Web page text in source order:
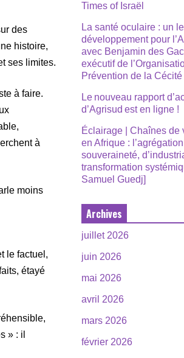
des
histoire,
ses limites.
à faire.
à
moins
le factuel,
étayé
» : il
Times of Israël
La santé oculaire : un
développement pour
avec Benjamin des
exécutif de
Prévention de la Cécité
Le nouveau rapport
d’Agrisud est en ligne !
Éclairage | Chaînes de
en Afrique :
souveraineté,
transformation
Samuel Guedj]
Archives
juillet 2026
juin 2026
mai 2026
avril 2026
mars 2026
février 2026